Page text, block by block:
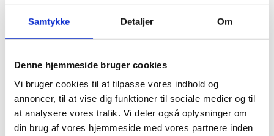
Samtykke Detaljer Om
Denne hjemmeside bruger cookies
Vi bruger cookies til at tilpasse vores indhold og
annoncer, til at vise dig funktioner til sociale medier og til
at analysere vores trafik. Vi deler også oplysninger om
din brug af vores hjemmeside med vores partnere inden